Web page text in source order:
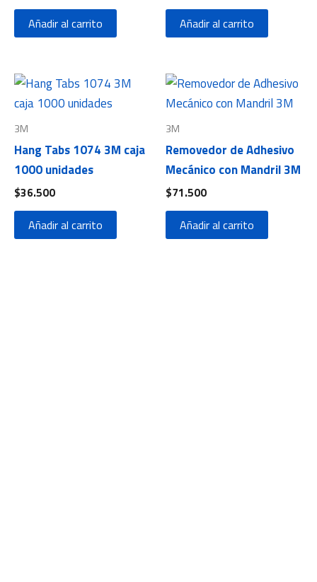
Añadir al carrito Añadir al carrito
3M
Hang Tabs 1074 3M caja
1000 unidades
$36.500
Añadir al carrito
3M
Removedor de Adhesivo
Mecánico con Mandril 3M
$71.500
Añadir al carrito